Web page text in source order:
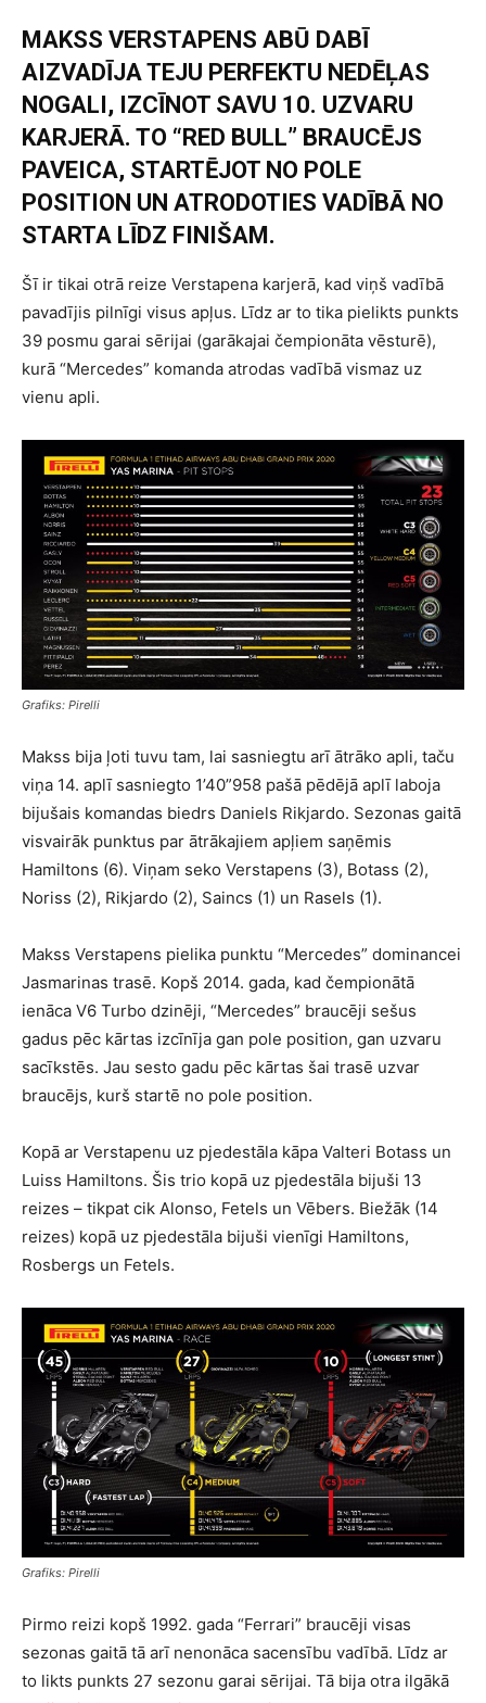
MAKSS VERSTAPENS ABŪ DABĪ
AIZVADĪJA TEJU PERFEKTU NEDĒĻAS
NOGALI, IZCĪNOT SAVU 10. UZVARU
KARJERĀ. TO “RED BULL” BRAUCĒJS
PAVEICA, STARTĒJOT NO POLE
POSITION UN ATRODOTIES VADĪBĀ NO
STARTA LĪDZ FINIŠAM.
Šī ir tikai otrā reize Verstapena karjerā, kad viņš vadībā
pavadījis pilnīgi visus apļus. Līdz ar to tika pielikts punkts
39 posmu garai sērijai (garākajai čempionāta vēsturē),
kurā “Mercedes” komanda atrodas vadībā vismaz uz
vienu apli.
Grafiks: Pirelli
Makss bija ļoti tuvu tam, lai sasniegtu arī ātrāko apli, taču
viņa 14. aplī sasniegto 1’40”958 pašā pēdējā aplī laboja
bijušais komandas biedrs Daniels Rikjardo. Sezonas gaitā
visvairāk punktus par ātrākajiem apļiem saņēmis
Hamiltons (6). Viņam seko Verstapens (3), Botass (2),
Noriss (2), Rikjardo (2), Saincs (1) un Rasels (1).
Makss Verstapens pielika punktu “Mercedes” dominancei
Jasmarinas trasē. Kopš 2014. gada, kad čempionātā
ienāca V6 Turbo dzinēji, “Mercedes” braucēji sešus
gadus pēc kārtas izcīnīja gan pole position, gan uzvaru
sacīkstēs. Jau sesto gadu pēc kārtas šai trasē uzvar
braucējs, kurš startē no pole position.
Kopā ar Verstapenu uz pjedestāla kāpa Valteri Botass un
Luiss Hamiltons. Šis trio kopā uz pjedestāla bijuši 13
reizes – tikpat cik Alonso, Fetels un Vēbers. Biežāk (14
reizes) kopā uz pjedestāla bijuši vienīgi Hamiltons,
Rosbergs un Fetels.
Grafiks: Pirelli
Pirmo reizi kopš 1992. gada “Ferrari” braucēji visas
sezonas gaitā tā arī nenonāca sacensību vadībā. Līdz ar
to likts punkts 27 sezonu garai sērijai. Tā bija otra ilgākā